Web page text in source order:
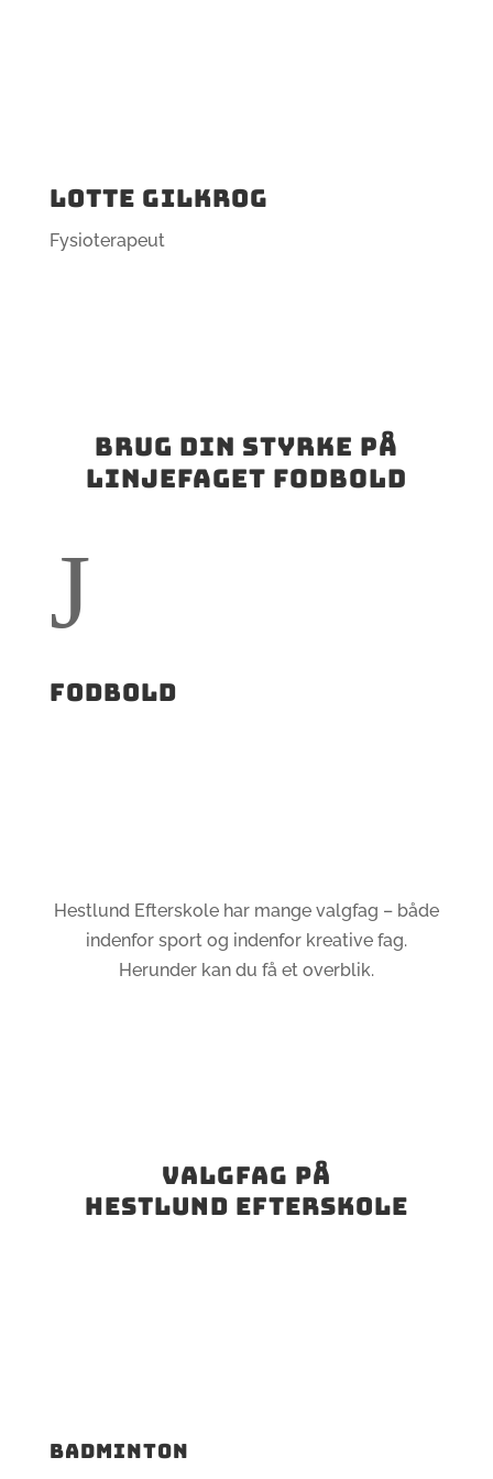
Lotte Gilkrog
Fysioterapeut
Brug din styrke på
linjefaget fodbold
J
Fodbold
Hestlund Efterskole har mange valgfag – både
indenfor sport og indenfor kreative fag.
Herunder kan du få et overblik.
Valgfag på
hestlund efterskole
Badminton